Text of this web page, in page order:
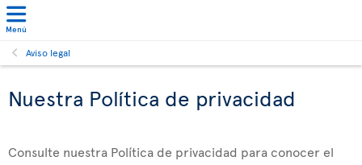
Menú
Aviso legal
Nuestra Política de privacidad
Consulte nuestra Política de privacidad para conocer el